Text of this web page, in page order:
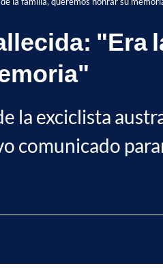
"Era
la exciclista
comunicado